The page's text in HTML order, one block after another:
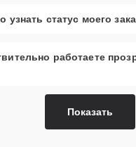
узнать статус моего
работаете
Показать